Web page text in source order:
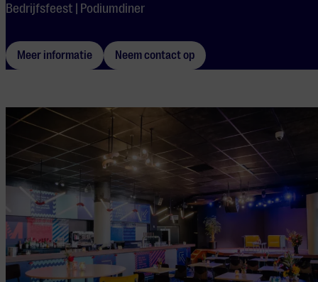
Bedrijfsfeest | Podiumdiner
Meer informatie Neem contact op